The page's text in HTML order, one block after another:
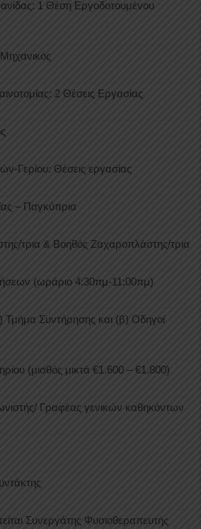
1 Θέση Eργοδοτουμένου
2 Θέσεις Εργασίας
Γερίου: Θέσεις εργασίας
– Παγκύπρια
τρια & Βοηθός Ζαχαροπλάστης/τρια
(ωράριο 4:30πμ-11:00πμ)
Τμήμα Συντήρησης και (β) Οδηγοί
(μισθός μικτά €1.600 – €1.800)
Γραφέας γενικών καθηκόντων
Συνεργάτης Φυσιοθεραπευτής